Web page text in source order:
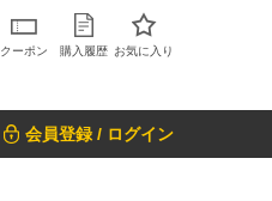
クーポン 購入履歴 お気に入り
会員登録 / ログイン